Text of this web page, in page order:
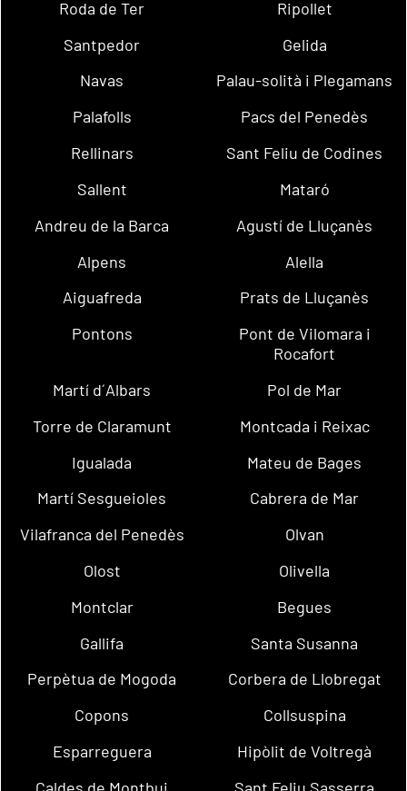
Roda de Ter
Ripollet
Santpedor
Gelida
Navas
Palau-solità i Plegamans
Palafolls
Pacs del Penedès
Rellinars
Sant Feliu de Codines
Sallent
Mataró
Andreu de la Barca
Agustí de Lluçanès
Alpens
Alella
Aiguafreda
Prats de Lluçanès
Pontons
Pont de Vilomara i
Rocafort
Martí d´Albars
Pol de Mar
Torre de Claramunt
Montcada i Reixac
Igualada
Mateu de Bages
Martí Sesgueioles
Cabrera de Mar
Vilafranca del Penedès
Olvan
Olost
Olivella
Montclar
Begues
Gallifa
Santa Susanna
Perpètua de Mogoda
Corbera de Llobregat
Copons
Collsuspina
Esparreguera
Hipòlit de Voltregà